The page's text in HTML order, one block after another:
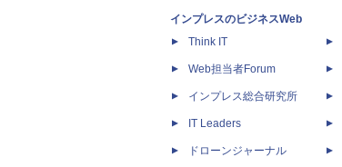
インプレスのビジネスWeb
Think IT
Web担当者Forum
インプレス総合研究所
IT Leaders
ドローンジャーナル